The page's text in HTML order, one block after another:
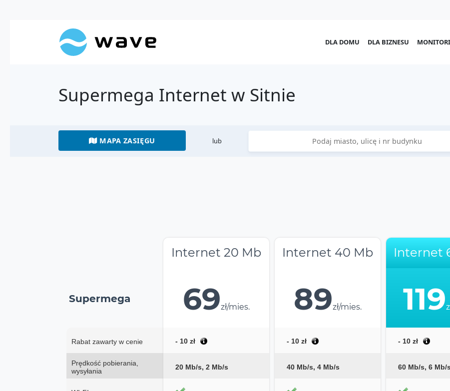
DLA DOMU DLA BIZNESU
Supermega Internet w Sitnie
MAPA ZASIĘGU lub
Supermega
Rabat zawarty w cenie
Prędkość pobierania,
wysyłania
Internet 20 Mb
69zł/mies.
- 10 zł
20 Mb/s, 2 Mb/s
Internet 40 Mb
89zł/mies.
- 10 zł
40 Mb/s, 4 Mb/s
Internet
119
- 10 zł
60 Mb/s, 6 Mb/s